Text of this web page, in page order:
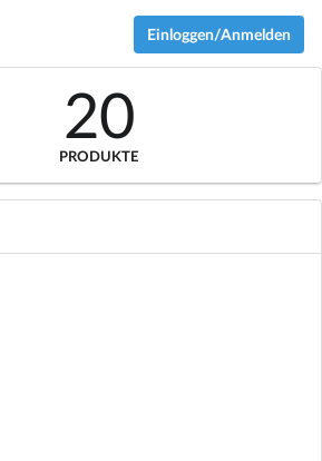
Einloggen/Anmelden
20
PRODUKTE